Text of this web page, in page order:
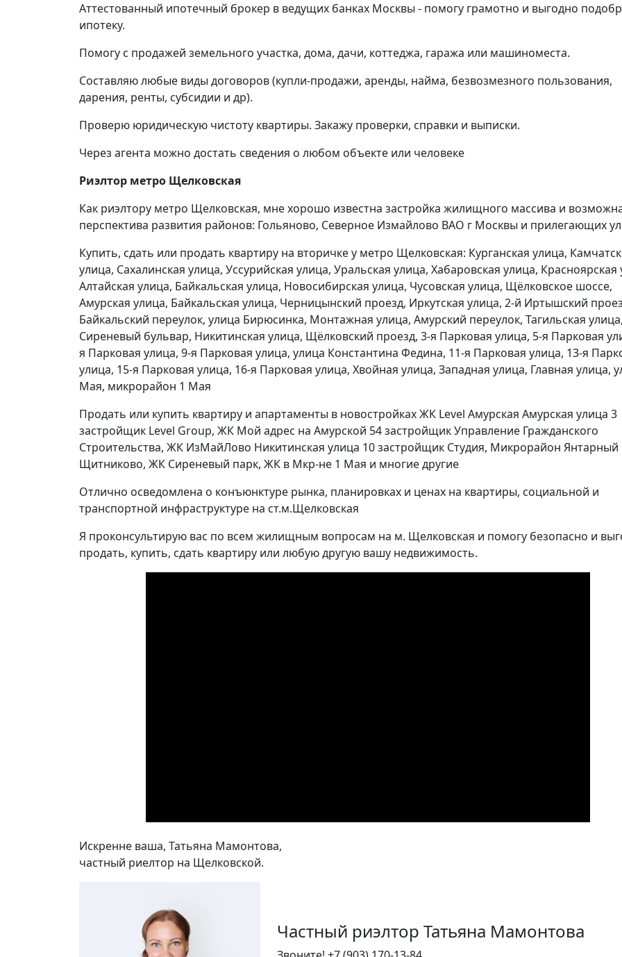
Аттестованный ипотечный брокер в ведущих банках Москвы - помогу грамотно и выгодно
ипотеку.
Помогу с продажей земельного участка, дома, дачи, коттеджа, гаража или машиноместа.
Составляю любые виды договоров (купли-продажи, аренды, найма, безвозмезного пользования,
дарения, ренты, субсидии и др).
Проверю юридическую чистоту квартиры. Закажу проверки, справки и выписки.
Через агента можно достать сведения о любом объекте или человеке
Риэлтор метро Щелковская
Как риэлтору метро Щелковская, мне хорошо известна застройка жилищного массива и
перспектива развития районов: Гольяново, Северное Измайлово ВАО г Москвы и прилегающих
Купить, сдать или продать квартиру на вторичке у метро Щелковская: Курганская улица,
улица, Сахалинская улица, Уссурийская улица, Уральская улица, Хабаровская улица, Красноярская
Алтайская улица, Байкальская улица, Новосибирская улица, Чусовская улица, Щёлковское шоссе,
Амурская улица, Байкальская улица, Черницынский проезд, Иркутская улица, 2-й Иртышский
Байкальский переулок, улица Бирюсинка, Монтажная улица, Амурский переулок, Тагильская улица,
Сиреневый бульвар, Никитинская улица, Щёлковский проезд, 3-я Парковая улица, 5-я Парковая
я Парковая улица, 9-я Парковая улица, улица Константина Федина, 11-я Парковая улица, 13-я
улица, 15-я Парковая улица, 16-я Парковая улица, Хвойная улица, Западная улица, Главная улица,
Мая, микрорайон 1 Мая
Продать или купить квартиру и апартаменты в новостройках ЖК Level Амурская Амурская улица 3
застройщик Level Group, ЖК Мой адрес на Амурской 54 застройщик Управление Гражданского
Строительства, ЖК ИзМайЛово Никитинская улица 10 застройщик Студия, Микрорайон Янтарный
Щитниково, ЖК Сиреневый парк, ЖК в Мкр-не 1 Мая и многие другие
Отлично осведомлена о конъюнктуре рынка, планировках и ценах на квартиры, социальной и
транспортной инфраструктуре на ст.м.Щелковская
Я проконсультирую вас по всем жилищным вопросам на м. Щелковская и помогу безопасно и
продать, купить, сдать квартиру или любую другую вашу недвижимость.
Искренне ваша, Татьяна Мамонтова,
частный риелтор на Щелковской.
Частный риэлтор Татьяна Мамонтова